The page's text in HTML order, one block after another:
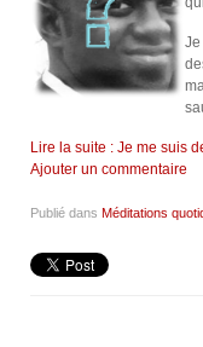
Lire la suite : Je me suis
Ajouter un commentaire
Publié dans Méditations